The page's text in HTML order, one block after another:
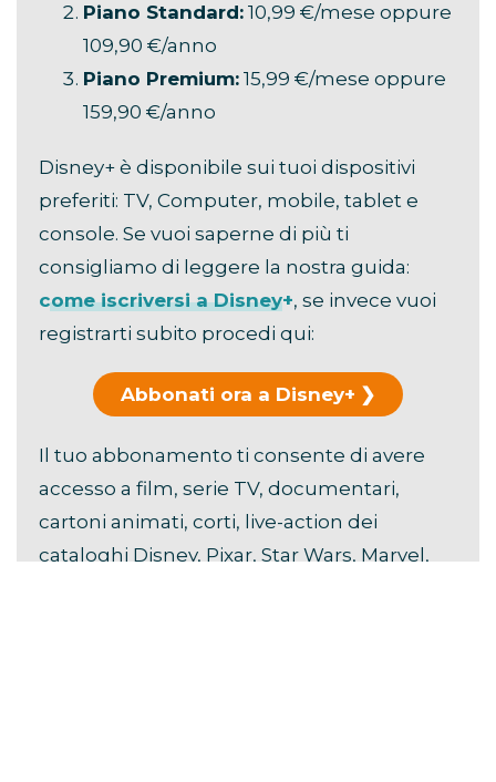
Piano Standard: 10,99 €/mese oppure
109,90 €/anno
Piano Premium: 15,99 €/mese oppure
159,90 €/anno
Disney+ è disponibile sui tuoi dispositivi
preferiti: TV, Computer, mobile, tablet e
console. Se vuoi saperne di più ti
consigliamo di leggere la nostra guida:
come iscriversi a Disney+, se invece vuoi
registrarti subito procedi qui:
Abbonati ora a Disney+
Il tuo abbonamento ti consente di avere
accesso a film, serie TV, documentari,
cartoni animati, corti, live-action dei
cataloghi Disney, Pixar, Star Wars, Marvel,